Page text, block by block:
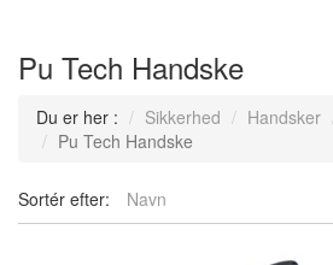
Pu Tech Handske
Du er her : Sikkerhed Handsker
Pu Tech Handske
Sortér efter: Navn